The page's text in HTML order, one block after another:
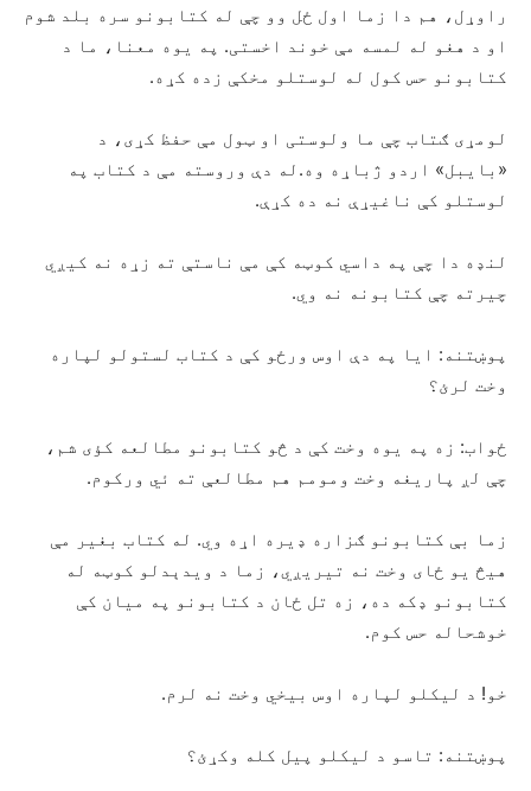
راوړل، هم دا زما اول ځل وو چې له کتابونو سره بلد شوم
او د هغو له لمسه مې خوند اخستی. په یوه معنا، ما د
کتابونو حس کول له لوستلو مخکې زده کړه.
لومړی ګتاب چې ما ولوستی او ټول مې حفظ کړی، د
«بايبل» اردو ژباړه وه.له دې وروسته مې د کتاب په
لوستلو کې ناغیړې نه ده کړې.
لنډه دا چې په داسي کوټه کې مې ناستې ته زړه نه کیږي
چیرته چې کتابونه نه وي.
پوښتنه: ایا په دې اوس ورځو کې د کتاب لستولو لپاره
وخت لرئ؟
ځواب: زه په یوه وخت کې د څو کتابونو مطالعه کؤی شم،
چې لږ پاریغه وخت ومومم هم مطالعې ته ئي ورکوم.
زما بې کتابونو ګزاره ډیره اړه وي. له کتاب بغیر مې
هیڅ یو ځای وخت نه تیریږي، زما د ويدېدلو کوټه له
کتابونو ډکه ده، زه تل ځان د کتابونو په میان کې
خوشحاله حس کوم.
خو! د لیکلو لپاره اوس بیخي وخت نه لرم.
پوښتنه: تاسو د لیکلو پیل کله وکړئ؟